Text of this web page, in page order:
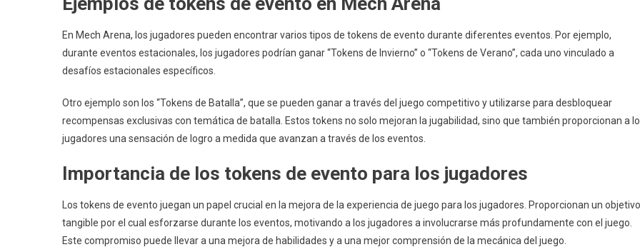
En Mech Arena, los jugadores pueden encontrar varios tipos de tokens de evento durante diferentes eventos. Por ejemplo,
durante eventos estacionales, los jugadores podrían ganar “Tokens de Invierno” o “Tokens de Verano”, cada uno vinculado a
desafíos estacionales específicos.
Otro ejemplo son los “Tokens de Batalla”, que se pueden ganar a través del juego competitivo y utilizarse para desbloquear
recompensas exclusivas con temática de batalla. Estos tokens no solo mejoran la jugabilidad, sino que también proporcionan a
jugadores una sensación de logro a medida que avanzan a través de los eventos.
Importancia de los tokens de evento para los jugadores
Los tokens de evento juegan un papel crucial en la mejora de la experiencia de juego para los jugadores. Proporcionan un objetivo
tangible por el cual esforzarse durante los eventos, motivando a los jugadores a involucrarse más profundamente con el juego.
Este compromiso puede llevar a una mejora de habilidades y a una mejor comprensión de la mecánica del juego.